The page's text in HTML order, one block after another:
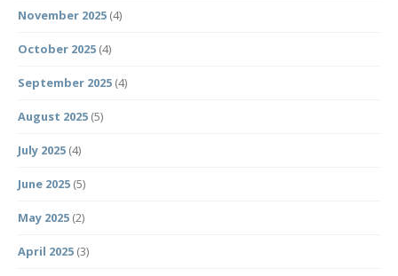
November 2025 (4)
October 2025 (4)
September 2025 (4)
August 2025 (5)
July 2025 (4)
June 2025 (5)
May 2025 (2)
April 2025 (3)